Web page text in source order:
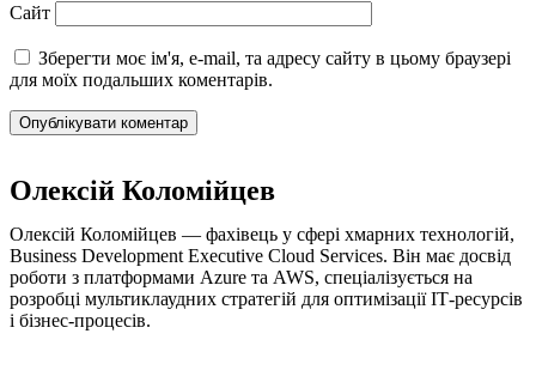
Сайт
Зберегти моє ім'я, e-mail, та адресу сайту в цьому браузері
для моїх подальших коментарів.
Олексій Коломійцев
Олексій Коломійцев — фахівець у сфері хмарних технологій,
Business Development Executive Cloud Services. Він має досвід
роботи з платформами Azure та AWS, спеціалізується на
розробці мультиклаудних стратегій для оптимізації ІТ-ресурсів
і бізнес-процесів.